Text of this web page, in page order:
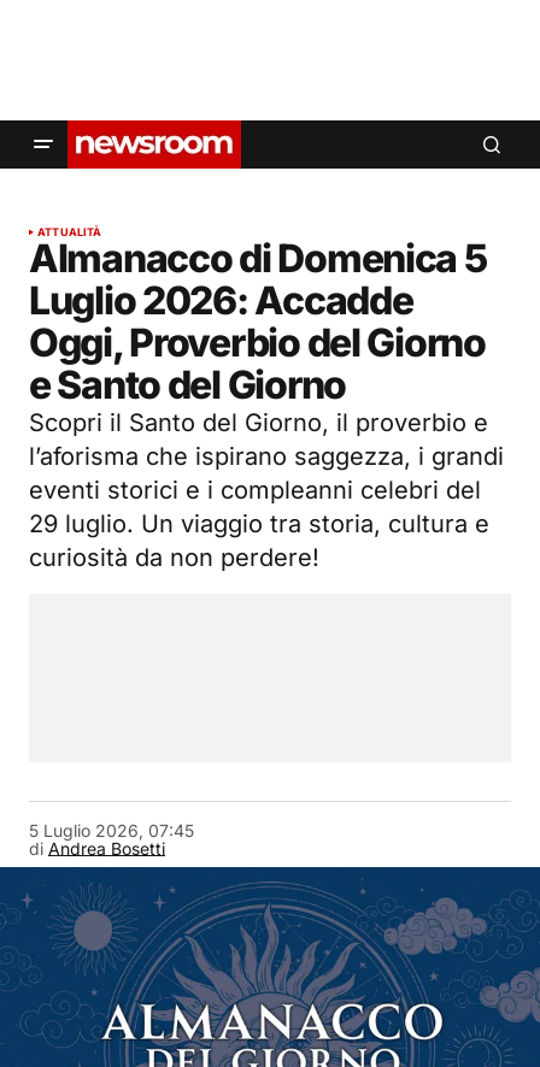
ATTUALITÀ
Almanacco di Domenica 5
Luglio 2026: Accadde
Oggi, Proverbio del Giorno
e Santo del Giorno
Scopri il Santo del Giorno, il proverbio e
l’aforisma che ispirano saggezza, i grandi
eventi storici e i compleanni celebri del
29 luglio. Un viaggio tra storia, cultura e
curiosità da non perdere!
di Andrea Bosetti
5 Luglio 2026, 07:45